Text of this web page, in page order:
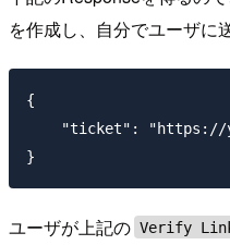
を作成し、自分でユーザに
{
"ticket":
ユーザが上記の Verify